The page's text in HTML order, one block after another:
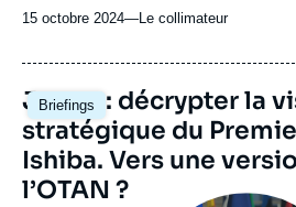
15 octobre 2024—Nom
journal,
ou
émission
Le collimateur
Briefings
Image
principale
Japon : décrypter la
stratégique du
Ishiba. Vers une
l’OTAN ?